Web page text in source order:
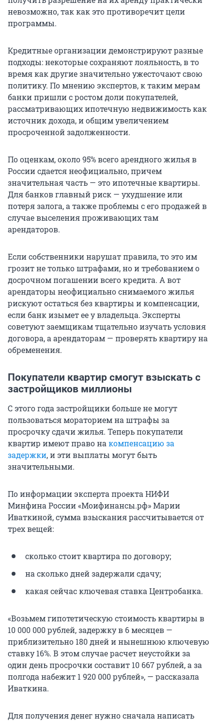
невозможно, так как это противоречит цели
программы.
Кредитные организации демонстрируют разные
подходы: некоторые сохраняют лояльность, в то
время как другие значительно ужесточают свою
политику. По мнению экспертов, к таким мерам
банки пришли с ростом доли покупателей,
рассматривающих ипотечную недвижимость как
источник дохода, и общим увеличением
просроченной задолженности.
По оценкам, около 95% всего арендного жилья в
России сдается неофициально, причем
значительная часть — это ипотечные квартиры.
Для банков главный риск — ухудшение или
потеря залога, а также проблемы с его продажей в
случае выселения проживающих там
арендаторов.
Если собственники нарушат правила, то это им
грозит не только штрафами, но и требованием о
досрочном погашении всего кредита. А вот
арендаторы неофициально снимаемого жилья
рискуют остаться без квартиры и компенсации,
если банк изымет ее у владельца. Эксперты
советуют заемщикам тщательно изучать условия
договора, а арендаторам — проверять квартиру на
обременения.
Покупатели квартир смогут взыскать с
застройщиков миллионы
С этого года застройщики больше не могут
пользоваться мораторием на штрафы за
просрочку сдачи жилья. Теперь покупатели
квартир имеют право накомпенсацию за
задержки, и эти выплаты могут быть
значительными.
По информации эксперта проекта НИФИ
Минфина России «Моифинансы.рф» Марии
Иваткиной, сумма взыскания рассчитывается от
трех вещей:
сколько стоит квартира по договору;
на сколько дней задержали сдачу;
какая сейчас ключевая ставка Центробанка.
«Возьмем гипотетическую стоимость квартиры в
10 000 000 рублей, задержку в 6 месяцев —
приблизительно 180 дней и нынешнюю ключевую
ставку 16%. В этом случае расчет неустойки за
один день просрочки составит 10 667 рублей, а за
полгода набежит 1 920 000 рублей», — рассказала
Иваткина.
Для получения денег нужно сначала написать